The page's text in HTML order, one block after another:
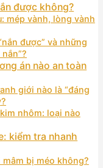
được không?
mép vành, lòng vành
được” và những
án nào an toàn
giới nào là “đáng
nhôm: loại nào
kiểm tra nhanh
bị méo không?